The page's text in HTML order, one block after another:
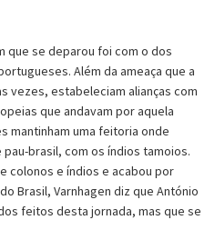
que se deparou foi com o dos
Além da ameaça que a
vezes, estabeleciam alianças com
que andavam por aquela
mantinham uma feitoria onde
brasil, com os índios tamoios.
colonos e índios e acabou por
Brasil, Varnhagen diz que António
feitos desta jornada, mas que se